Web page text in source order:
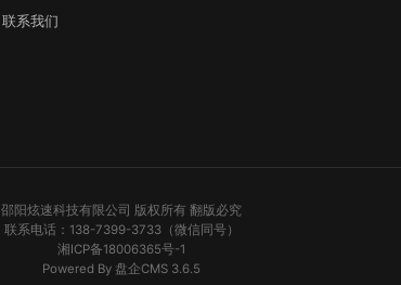
联系我们
邵阳炫速科技有限公司 版权所有 翻版必究
联系电话：138-7399-3733（微信同号）
湘ICP备18006365号-1
Powered By 盘企CMS 3.6.5
盘企CMS